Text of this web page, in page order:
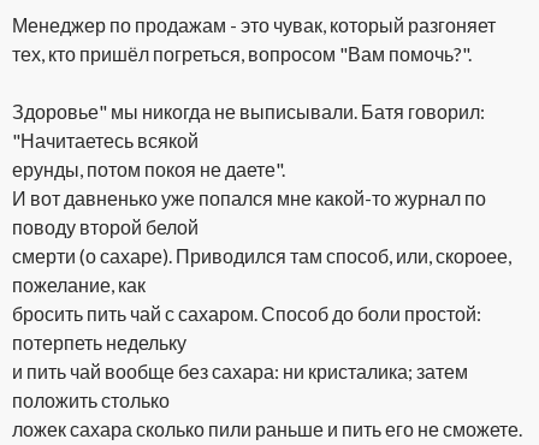
Менеджер по продажам - это чувак, который разгоняет
тех, кто пришёл погреться, вопросом "Вам помочь?".
Здоровье" мы никогда не выписывали. Батя говорил:
"Начитаетесь всякой
ерунды, потом покоя не даете".
И вот давненько уже попался мне какой-то журнал по
поводу второй белой
смерти (о сахаре). Приводился там способ, или, скороее,
пожелание, как
бросить пить чай с сахаром. Способ до боли простой:
потерпеть недельку
и пить чай вообще без сахара: ни кристалика; затем
положить столько
ложек сахара сколько пили раньше и пить его не сможете.